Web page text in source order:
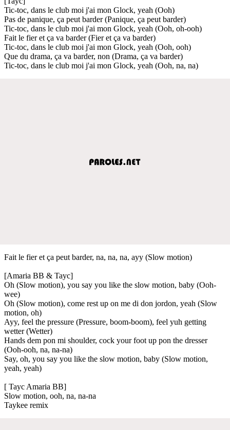
Tic-toc, dans le club moi j'ai mon Glock, yeah (Ooh)
Pas de panique, ça peut barder (Panique, ça peut barder)
Tic-toc, dans le club moi j'ai mon Glock, yeah (Ooh, oh-ooh)
Fait le fier et ça va barder (Fier et ça va barder)
Tic-toc, dans le club moi j'ai mon Glock, yeah (Ooh, ooh)
Que du drama, ça va barder, non (Drama, ça va barder)
Tic-toc, dans le club moi j'ai mon Glock, yeah (Ooh, na, na)
Fait le fier et ça peut barder, na, na, na, ayy (Slow motion)
[Amaria BB & Tayc]
Oh (Slow motion), you say you like the slow motion, baby (Ooh-
wee) ​
Oh (Slow motion), come rest up on me di don jordon, yeah (Slow
motion, oh) ​
Ayy, feel the pressure (Pressure, boom-boom), feel yuh getting
wetter (Wetter)
Hands dem pon mi shoulder, cock your foot up pon the dresser
(Ooh-ooh, na, na-na) ​
Say, oh, you say you like the slow motion, baby (Slow motion,
yeah, yeah)
[ Tayc Amaria BB]
Slow motion, ooh, na, na-na
Taykee remix